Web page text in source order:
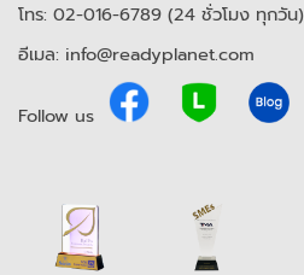
โทร: 02-016-6789 (24 ชั่วโมง ทุกวัน)
อีเมล: info@readyplanet.com
Follow us